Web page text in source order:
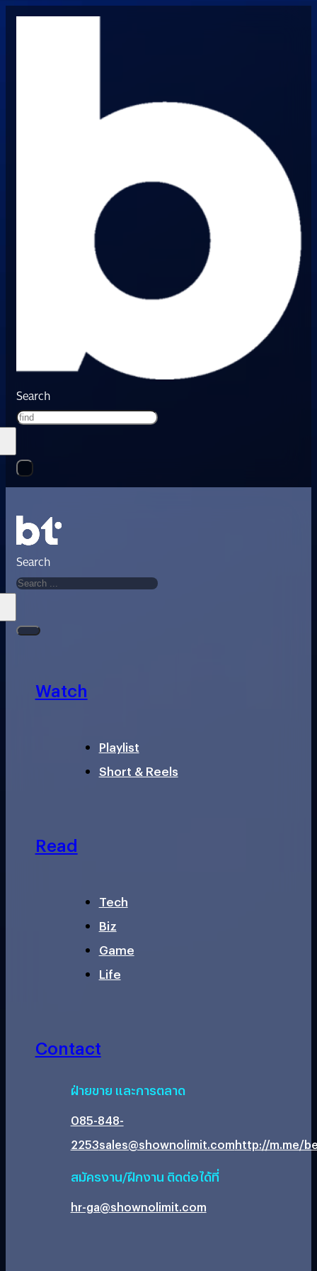
Search
Search
Watch
Playlist
Short & Reels
Read
Tech
Biz
Game
Life
Contact
ฝ่ายขาย และการตลาด
085-848-
2253sales@shownolimit.comhttp://m.me/
สมัครงาน/ฝึกงาน ติดต่อได้ที่
hr-ga@shownolimit.com